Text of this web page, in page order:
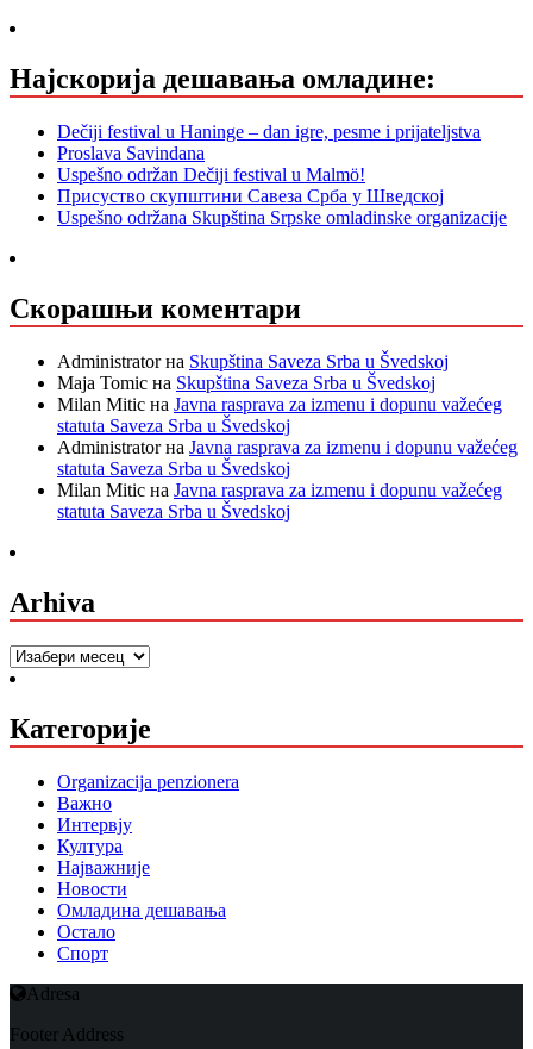
Најскорија дешавања омладине:
Dečiji festival u Haninge – dan igre, pesme i prijateljstva
Proslava Savindana
Uspešno održan Dečiji festival u Malmö!
Присуство скупштини Савеза Срба у Шведској
Uspešno održana Skupština Srpske omladinske organizacije
Скорашњи коментари
Administratorна Skupština Saveza Srba u Švedskoj
Maja Tomic на Skupština Saveza Srba u Švedskoj
Milan Mitic на Javna rasprava za izmenu i dopunu važećeg
statuta Saveza Srba u Švedskoj
Administratorна Javna rasprava za izmenu i dopunu važećeg
statuta Saveza Srba u Švedskoj
Milan Mitic на Javna rasprava za izmenu i dopunu važećeg
statuta Saveza Srba u Švedskoj
Arhiva
Arhiva
Категорије
Organizacija penzionera
Важно
Интервју
Култура
Најважније
Новости
Омладина дешавања
Остало
Спорт
Adresa
Footer Address